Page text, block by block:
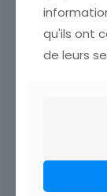
TIMBRE
ÉTATVOIR
achats en
Ajouter
qu'ils ont
de leurs